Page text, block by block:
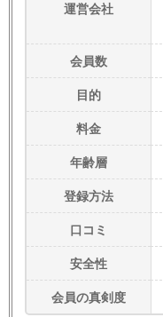
運営会社
会員数
目的
料金
年齢層
登録方法
口コミ
安全性
会員の真剣度